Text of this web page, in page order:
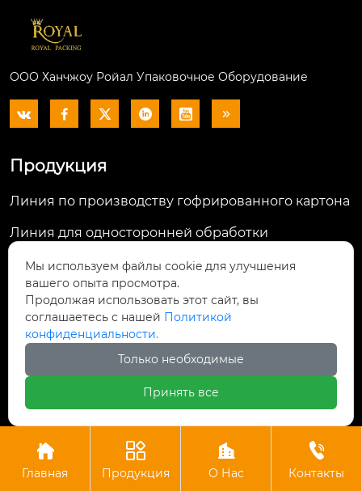
ООО Ханчжоу Ройал Упаковочное Оборудование
     
Продукция
Линия по производству гофрированного картона
Линия для односторонней обработки
Машина для флексографской печати на гофриров
анном картоне
Машина для склеивания папок
Машина для ламинирования флейт
Контакты
Комната 1701, здание 3, Greenland Central
Plaza, улица Дагуань, д. 98, район Гуншу,
Ханчжоу, провинция Чжэцзян, Китай

Главная

Продукция

О Нас

Контакты
Мы используем файлы cookie для улучшения
вашего опыта просмотра.
Продолжая использовать этот сайт, вы
соглашаетесь с нашей Политикой
конфиденциальности.
Только необходимые
Принять все